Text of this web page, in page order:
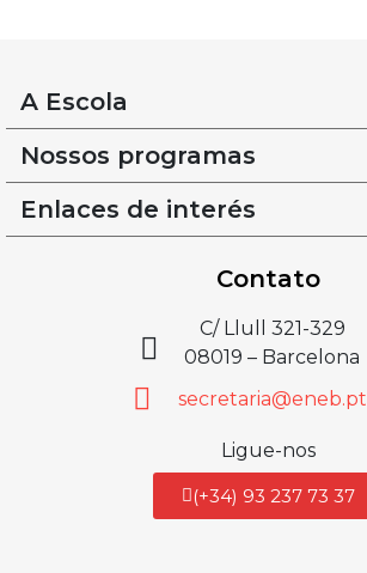
A Escola
Nossos programas
Enlaces de interés
Contato
C/ Llull 321-329
08019 – Barcelona
secretaria@eneb.pt
Ligue-nos
(+34) 93 237 73 37